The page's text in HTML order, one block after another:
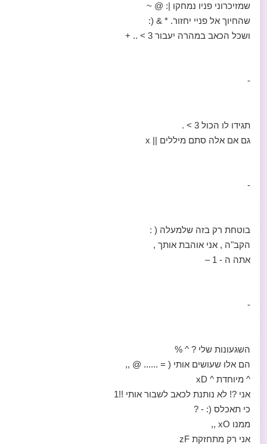
שמזיכרוני פניו נמחקו |: @ ~
שהחיוך אל פניי יחזור. * & (:
ושכל הכאב במהרה יעבור 3 > .. +
-
תגידו לו הכול 3 > .
גם אם אלה סתם מיללים || x
-
בוטחת רק בזה שלמעלה ( :
הקב"ה , אני אוהבת אותך ,
אתה ה - 1 –
-
השגעונות שלי ? ^ %
הם אלו שעושים אותי ( = ...... @ ,,
^ מיוחדת ^ xD
אני ?! לא נותנת לכאב לשבור אותי !!1
כי תאכלס (: - ?
ממנו xO ,,
אני רק מתחזקת zF